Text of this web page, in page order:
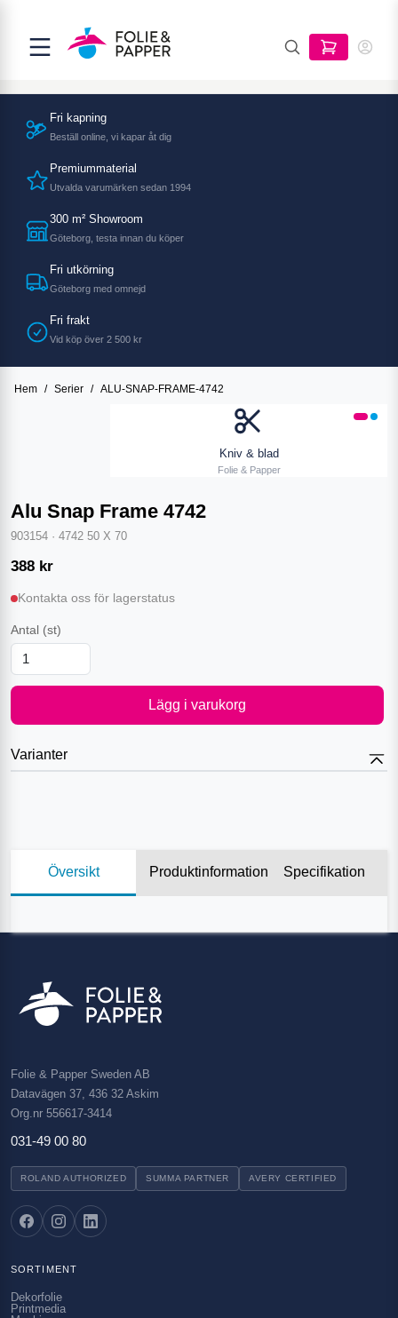
Fri kapning
Beställ online, vi kapar åt dig
Premiummaterial
Utvalda varumärken sedan 1994
300 m² Showroom
Göteborg, testa innan du köper
Fri utkörning
Göteborg med omnejd
Fri frakt
Vid köp över 2 500 kr
Hem / Serier / ALU-SNAP-FRAME-4742
Kniv & blad
Folie & Papper
Alu Snap Frame 4742
903154 · 4742 50 X 70
388 kr
Kontakta oss för lagerstatus
Antal (st)
Lägg i varukorg
Varianter
Översikt Produktinformation Specifikation
Folie & Papper Sweden AB
Datavägen 37, 436 32 Askim
Org.nr 556617-3414
031-49 00 80
ROLAND AUTHORIZED SUMMA PARTNER AVERY CERTIFIED
SORTIMENT
Dekorfolie
Printmedia